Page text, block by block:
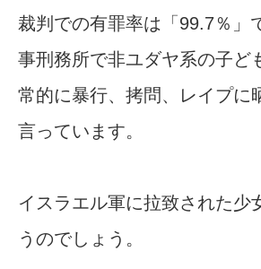
裁判での有罪率は「99.7％」
事刑務所で非ユダヤ系の子ど
常的に暴行、拷問、レイプに
言っています。
イスラエル軍に拉致された少
うのでしょう。